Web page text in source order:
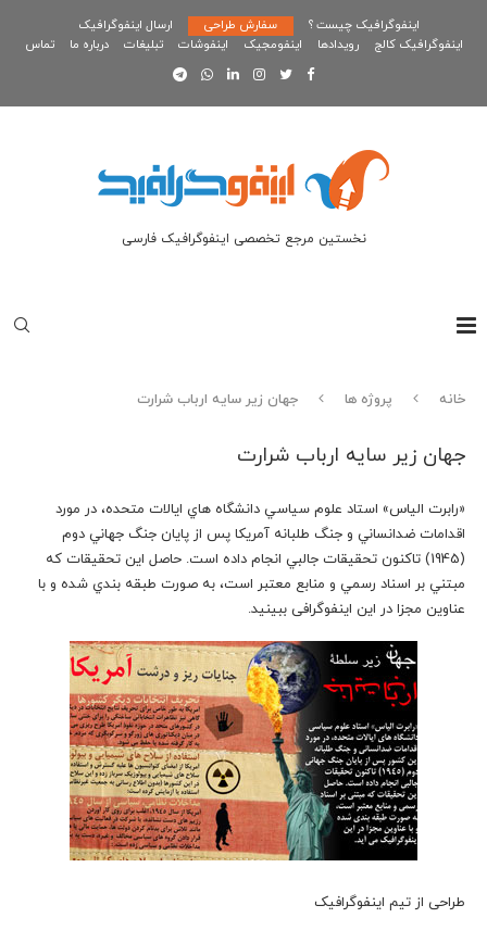
اینفوگرافیک چیست ؟ سفارش طراحی
ارسال اینفوگرافیک
اینفوگرافیک کالج
رویدادها اینفومجیک اینفوشات تبلیغات درباره ما تماس
نخستین مرجع تخصصی اینفوگرافیک فارسی
خانه پروژه ها جهان زير سايه ارباب شرارت
جهان زير سايه ارباب شرارت
«رابرت الياس» استاد علوم سياسي دانشگاه هاي ايالات متحده، در مورد
اقدامات ضدانساني و جنگ طلبانه آمریکا پس از پايان جنگ جهاني دوم
(1945) تاكنون تحقيقات جالبي انجام داده است. حاصل اين تحقيقات كه
مبتني بر اسناد رسمي و منابع معتبر است، به صورت طبقه بندي شده و با
عناوين مجزا در این اینفوگرافی ببینید.
طراحی از تیم اینفوگرافیک